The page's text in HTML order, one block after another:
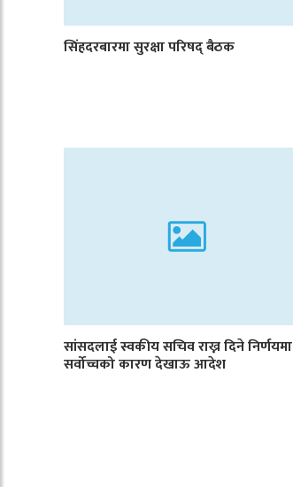
सिंहदरबारमा सुरक्षा परिषद् बैठक
सांसदलाई स्वकीय सचिव राख्न दिने निर्णयमा
सर्वोच्चको कारण देखाऊ आदेश